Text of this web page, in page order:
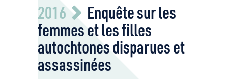
de l'artiste crie des plaines, Ruth
Cuthand, How much Was Forgotten
(acrylique sur toile), tirée de la
collection d'Affaires autochtones et du
Nord Canada. Reproduction autorisée
2016 Enquête sur les
femmes et les filles
autochtones disparues et
assassinées